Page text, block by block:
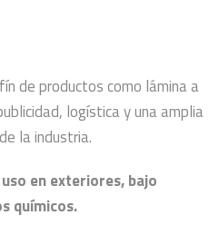
de productos como lámina a
logística y una amplia
la industria.
en exteriores, bajo
químicos.